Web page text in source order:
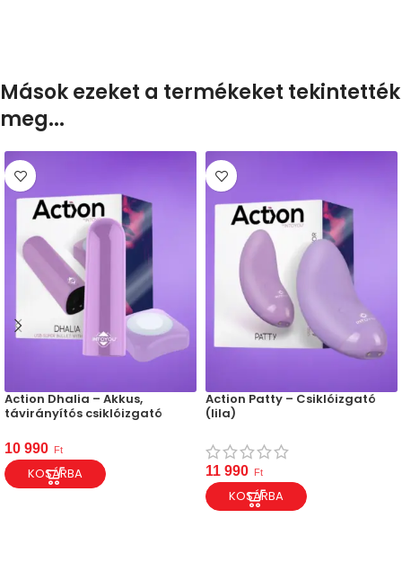
Mások ezeket a termékeket tekintették
meg...
Action Dhalia – Akkus,
távirányítós csiklóizgató
10 990 Ft
KOSÁRBA
Action Patty – Csiklóizgató
(lila)
11 990 Ft
KOSÁRBA